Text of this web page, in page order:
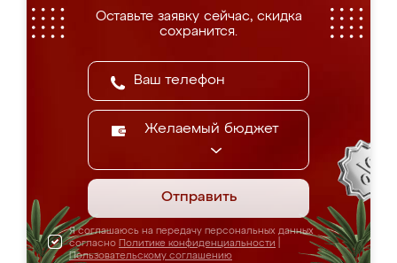
Оставьте заявку сейчас, скидка
сохранится.
Желаемый бюджет
Отправить
Я соглашаюсь на передачу персональных данных
согласно Политике конфиденциальности
Пользовательскому соглашению